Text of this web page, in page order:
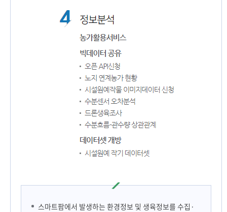
스마트팜에서 발생하는 환경정보 및 생육정보를 수집·